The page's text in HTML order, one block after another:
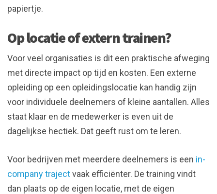
papiertje.
Op locatie of extern trainen?
Voor veel organisaties is dit een praktische afweging
met directe impact op tijd en kosten. Een externe
opleiding op een opleidingslocatie kan handig zijn
voor individuele deelnemers of kleine aantallen. Alles
staat klaar en de medewerker is even uit de
dagelijkse hectiek. Dat geeft rust om te leren.
Voor bedrijven met meerdere deelnemers is een in-
company trajectvaak efficiënter. De training vindt
dan plaats op de eigen locatie, met de eigen